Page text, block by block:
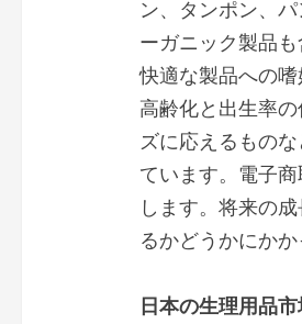
ン、タンポン、
ーガニック製品
快適な製品への
高齢化と出生率
ズに応えるもの
ています。電子
します。将来の
るかどうかにかか
日本の生理用品